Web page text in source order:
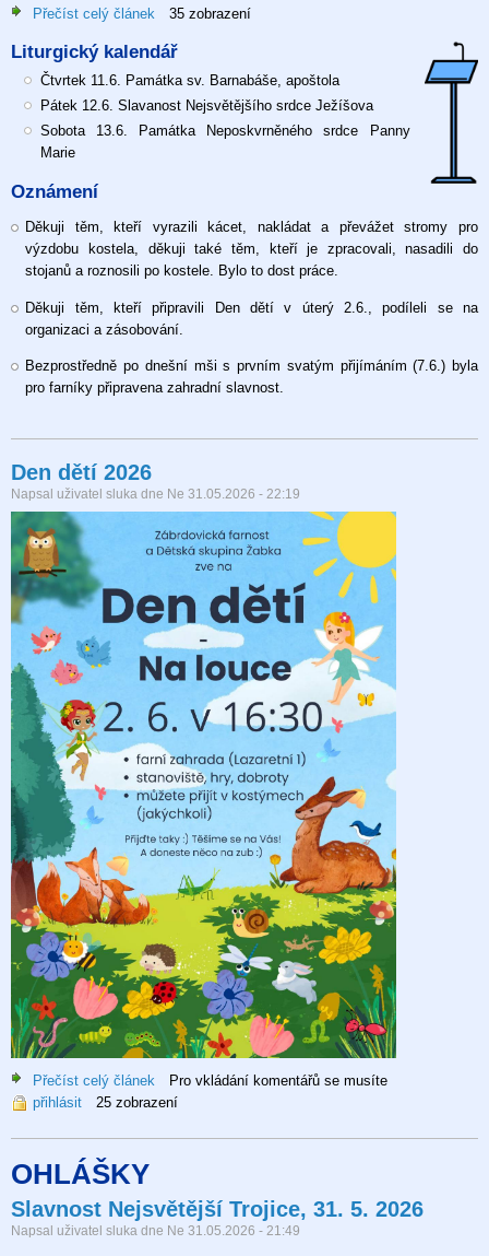
Přečíst celý článek
neděle
v
liturgickém
mezidobí,
35 zobrazení
Liturgický kalendář
Čtvrtek 11.6. Památka sv. Barnabáše, apoštola
Pátek 12.6. Slavanost Nejsvětějšího srdce Ježíšova
Sobota 13.6. Památka Neposkvrněného srdce Panny
Marie
Oznámení
Děkuji těm, kteří vyrazili kácet, nakládat a převážet stromy pro
výzdobu kostela, děkuji také těm, kteří je zpracovali, nasadili do
stojanů a roznosili po kostele. Bylo to dost práce.
Děkuji těm, kteří připravili Den dětí v úterý 2.6., podíleli se na
organizaci a zásobování.
Bezprostředně po dnešní mši s prvním svatým přijímáním (7.6.) byla
pro farníky připravena zahradní slavnost.
Den dětí 2026
Napsal uživatel sluka dne Ne 31.05.2026 - 22:19
Přečíst celý článek
Den
Pro vkládání komentářů se musíte
přihlásit
25 zobrazení
OHLÁŠKY
Slavnost Nejsvětější Trojice, 31. 5. 2026
Napsal uživatel sluka dne Ne 31.05.2026 - 21:49